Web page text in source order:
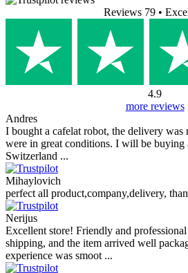
Reviews 79 •
4.9
more reviews
Andres
I bought a cafelat robot, the delivery was
were in great conditions. I will be buying
Switzerland ...
Mihaylovich
perfect all product,company,delivery,
Nerijus
Excellent store! Friendly and
shipping, and the item arrived well
experience was smoot ...